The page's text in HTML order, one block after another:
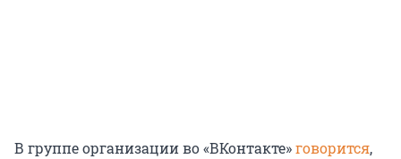
В группе организации во «ВКонтакте»говорится,